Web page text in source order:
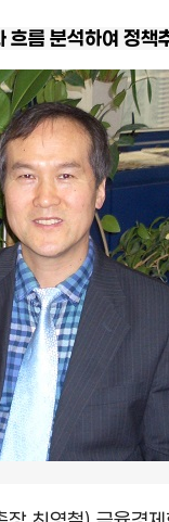
흐름 분석하여 정책